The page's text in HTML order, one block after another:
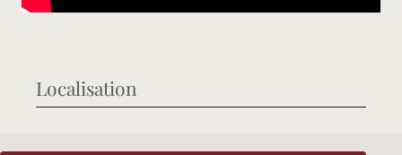
Localisation